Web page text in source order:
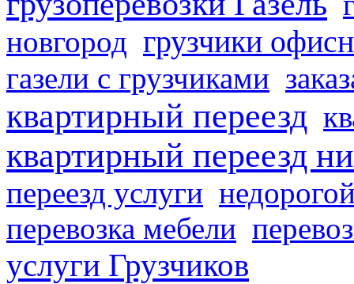
новгород грузчики
газели с грузчиками
квартирный переезд
квартирный переезд
переезд услуги
перевозка мебели
услуги Грузчиков